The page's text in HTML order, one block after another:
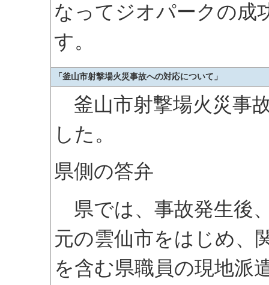
なってジオパークの成
す。
「釜山市射撃場火災事故への対応について」
釜山市射撃場火災事
した。
県側の答弁
県では、事故発生後
元の雲仙市をはじめ、
を含む県職員の現地派